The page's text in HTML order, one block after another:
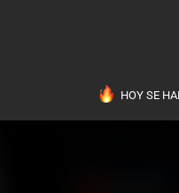
HOY SE